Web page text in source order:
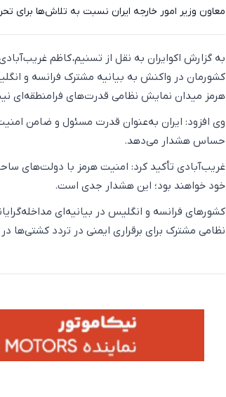
معاون وزیر امور خارجه ایران نسبت به تلاش‌ها برای
به گزارش اکو‌ایران به نقل از تسنیم، کاظم
کشورمان در واکنش به بیانیه مشترک فرانسه و
هرمز میدان نمایش نظامی قدرت‌های فرامنطقه‌ای
وی افزود: ایران به‌عنوان قدرت مسئول و ضامن
حساس هشدار می‌دهد.
غریب‌آبادی تأکید کرد: امنیت هرمز با دولت‌های
خود خواهند بود؛ این هشدار جدی است.
کشورهای فرانسه و انگلیس در بیانیه‌ای
نظامی مشترک برای برقراری ایمنی در تردد کشتی‌ها